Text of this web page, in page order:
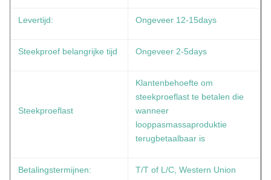
Levertijd: Ongeveer 12-15days
Steekproef belangrijke tijd Ongeveer 2-5days
Steekproeflast
Klantenbehoefte om
steekproeflast te betalen die
wanneer
looppasmassaproduktie
terugbetaalbaar is
Betalingstermijnen: T/T of L/C, Western Union